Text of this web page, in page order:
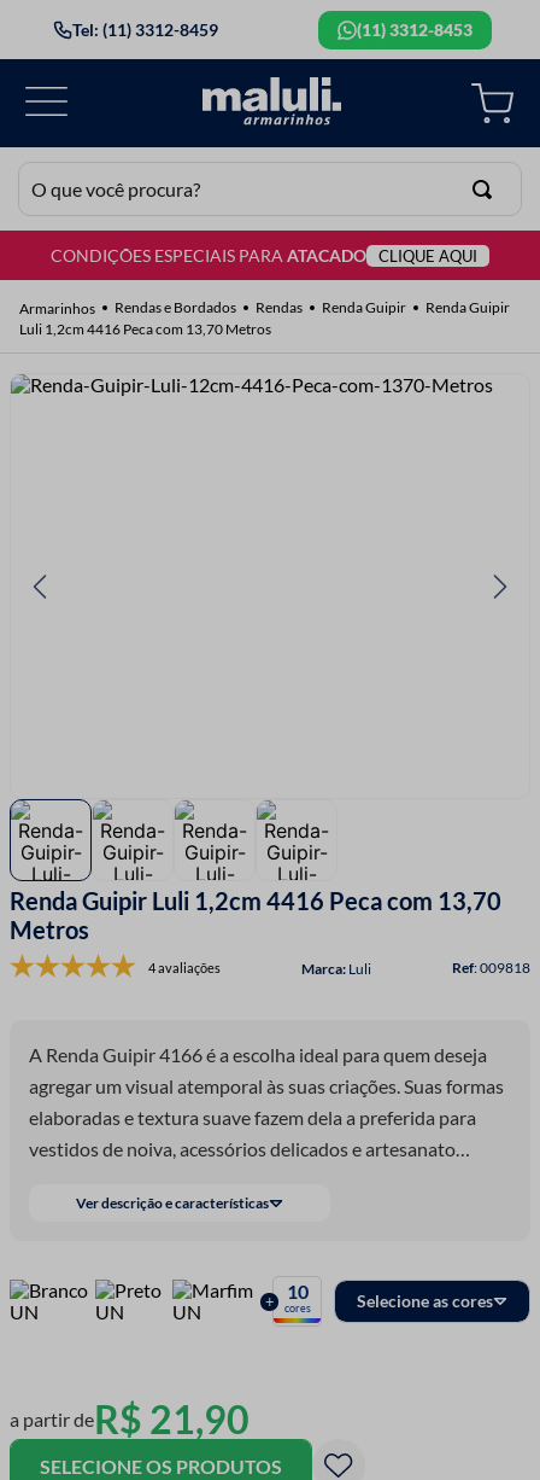
Tel: (11) 3312-8459 (11) 3312-8453
O que você procura?
CONDIÇÕES ESPECIAIS PARAATACADO CLIQUE AQUI
Rendas e Bordados Rendas Renda Guipir
Renda Guipir
Luli 1,2cm 4416 Peca com 13,70 Metros
Renda Guipir Luli 1,2cm 4416 Peca com 13,70
Metros
4 avaliações Luli :009818
A Renda Guipir 4166 é a escolha ideal para quem deseja
agregar um visual atemporal às suas criações. Suas formas
elaboradas e textura suave fazem dela a preferida para
vestidos de noiva, acessórios delicados e artesanato
Ver descrição e características
+ 10
cores Selecione as cores
a partir deR$ 21,90
SELECIONE OS PRODUTOS
TERMOS MAIS BUSCADOS
2 º
barbante
3º
botão
8º